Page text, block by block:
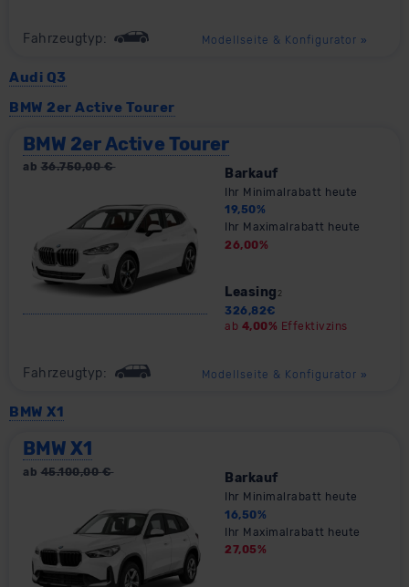
Fahrzeugtyp: Modellseite & Konfigurator »
Audi Q3
BMW 2er Active Tourer
BMW 2er Active Tourer
ab 36.750,00€ Barkauf
Ihr Minimalrabatt heute
19,50%
Ihr Maximalrabatt heute
26,00%
Leasing 2
326,82€
ab 4,00% Effektivzins
Fahrzeugtyp: Modellseite & Konfigurator »
BMW X1
BMW X1
ab 45.100,00€ Barkauf
Ihr Minimalrabatt heute
16,50%
Ihr Maximalrabatt heute
27,05%